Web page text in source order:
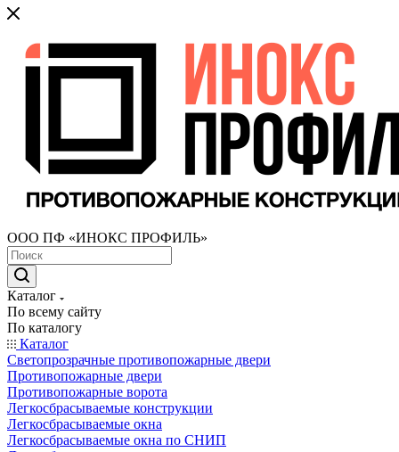
ООО ПФ «ИНОКС ПРОФИЛЬ»
Каталог
По всему сайту
По каталогу
Каталог
Светопрозрачные противопожарные двери
Противопожарные двери
Противопожарные ворота
Легкосбрасываемые конструкции
Легкосбрасываемые окна
Легкосбрасываемые окна по СНИП